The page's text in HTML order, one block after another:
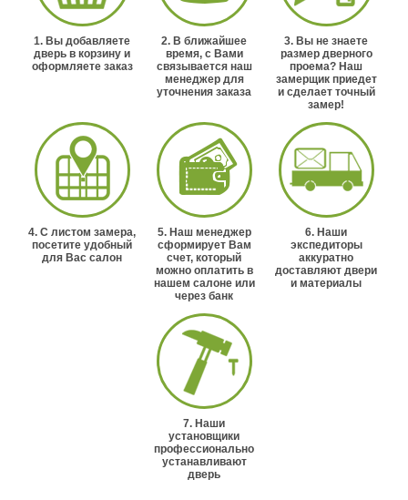
1. Вы добавляете
дверь в корзину и
оформляете заказ
2. В ближайшее
время, с Вами
связывается наш
менеджер для
уточнения заказа
3. Вы не знаете
размер дверного
проема? Наш
замерщик приедет
и сделает точный
замер!
4. С листом замера,
посетите удобный
для Вас салон
5. Наш менеджер
сформирует Вам
счет, который
можно оплатить в
нашем салоне или
через банк
6. Наши
экспедиторы
аккуратно
доставляют двери
и материалы
7. Наши
установщики
профессионально
устанавливают
дверь